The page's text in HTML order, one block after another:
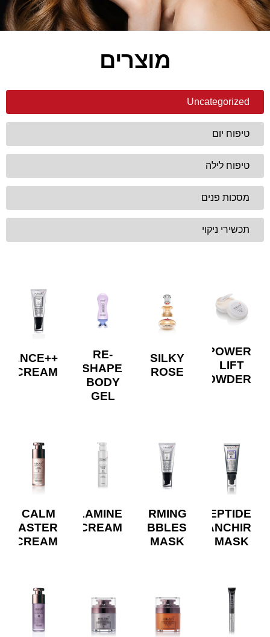
מוצרים
Uncategorized
טיפוח יום
טיפוח לילה
מסכות פנים
תכשירי ניקוי
POWER
LIFT
POWDER
SILKY
ROSE
RE-
SHAPE
BODY
GEL
CREAM
PEPTIDE
BLANCHIR
MASK
FIRMING
BUBBLES
MASK
TROLAMINE
CREAM
CALM
MASTER
CREAM